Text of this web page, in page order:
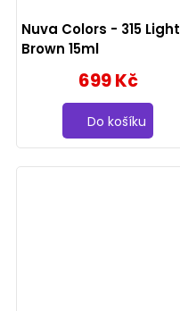
Nuva Colors - 315 Light
Brown 15ml
699 Kč
Do košíku